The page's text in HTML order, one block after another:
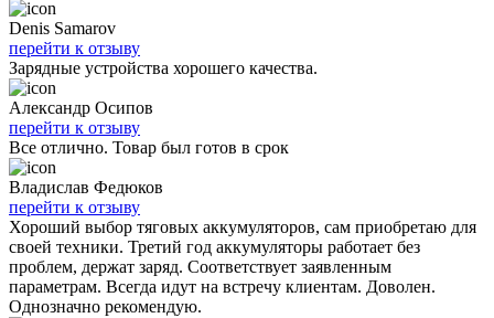
Denis Samarov
перейти к отзыву
Зарядные устройства хорошего качества.
Александр Осипов
перейти к отзыву
Все отлично. Товар был готов в срок
Владислав Федюков
перейти к отзыву
Хороший выбор тяговых аккумуляторов, сам приобретаю для
своей техники. Третий год аккумуляторы работает без
проблем, держат заряд. Соответствует заявленным
параметрам. Всегда идут на встречу клиентам. Доволен.
Однозначно рекомендую.